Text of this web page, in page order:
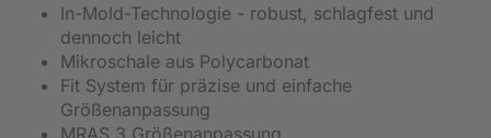
In-Mold-Technologie - robust, schlagfest und
dennoch leicht
Mikroschale aus Polycarbonat
Fit System für präzise und einfache
Größenanpassung
MRAS 3 Größenanpassung